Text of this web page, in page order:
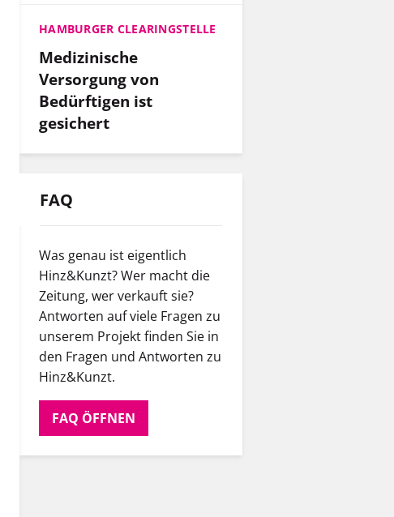
HAMBURGER CLEARINGSTELLE
Medizinische
Versorgung von
Bedürftigen ist
gesichert
FAQ
Was genau ist eigentlich
Hinz&Kunzt? Wer macht die
Zeitung, wer verkauft sie?
Antworten auf viele Fragen zu
unserem Projekt finden Sie in
den Fragen und Antworten zu
Hinz&Kunzt.
FAQ ÖFFNEN